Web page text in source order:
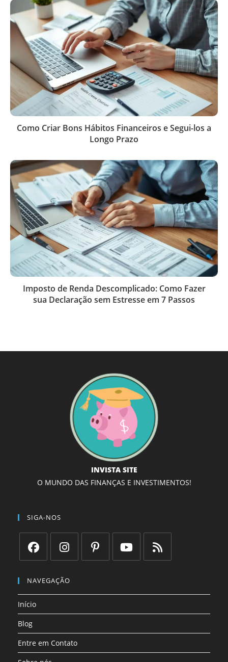
Como Criar Bons Hábitos Financeiros e Segui-los a
Longo Prazo
Imposto de Renda Descomplicado: Como Fazer
sua Declaração sem Estresse em 7 Passos
INVISTA SITE
O MUNDO DAS FINANÇAS E INVESTIMENTOS!
SIGA-NOS
em
uma
nova
aba
em
uma
aba
uma
aba
uma
aba
uma
aba
NAVEGAÇÃO
Início
Blog
Entre em Contato